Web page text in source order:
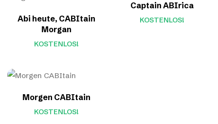
Abi heute, CABItain
Morgan
KOSTENLOS!
Captain ABIrica
KOSTENLOS!
Morgen CABItain
KOSTENLOS!